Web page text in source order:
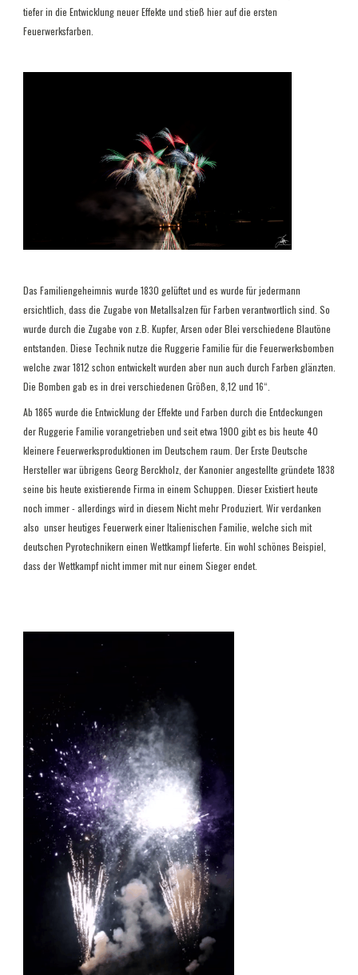
tiefer in die Entwicklung neuer Effekte und stieß hier auf die ersten
Feuerwerksfarben.
Das Familiengeheimnis wurde 1830 gelüftet und es wurde für jedermann
ersichtlich, dass die Zugabe von Metallsalzen für Farben verantwortlich sind. So
wurde durch die Zugabe von z.B. Kupfer, Arsen oder Blei verschiedene Blautöne
entstanden. Diese Technik nutze die Ruggerie Familie für die Feuerwerksbomben
welche zwar 1812 schon entwickelt wurden aber nun auch durch Farben glänzten.
Die Bomben gab es in drei verschiedenen Größen, 8,12 und 16“.
Ab 1865 wurde die Entwicklung der Effekte und Farben durch die Entdeckungen
der Ruggerie Familie vorangetrieben und seit etwa 1900 gibt es bis heute 40
kleinere Feuerwerksproduktionen im Deutschem raum. Der Erste Deutsche
Hersteller war übrigens Georg Berckholz, der Kanonier angestellte gründete 1838
seine bis heute existierende Firma in einem Schuppen. Dieser Existiert heute
noch immer - allerdings wird in diesem Nicht mehr Produziert. Wir verdanken
also unser heutiges Feuerwerk einer Italienischen Familie, welche sich mit
deutschen Pyrotechnikern einen Wettkampf lieferte. Ein wohl schönes Beispiel,
dass der Wettkampf nicht immer mit nur einem Sieger endet.